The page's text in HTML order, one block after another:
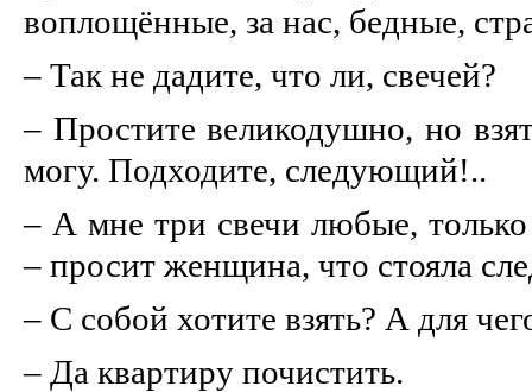
воплощённые, за нас, бедные,
– Так не дадите, что ли, свечей?
– Простите великодушно, но
могу. Подходите, следующий!..
– А мне три свечи любые, только
– просит женщина, что стояла
– С собой хотите взять? А для
– Да квартиру почистить.